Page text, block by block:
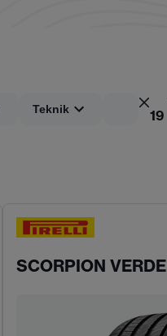
Teknik 19
SCORPION VERDE